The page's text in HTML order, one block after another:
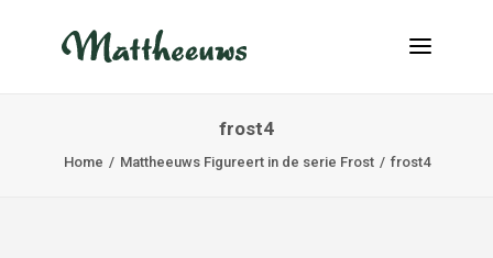
frost4
Home Mattheeuws Figureert in de serie Frost frost4